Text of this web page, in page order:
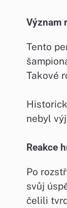
Význam
Tento
Takové
nebyl
Reakce
Po
svůj
čelili